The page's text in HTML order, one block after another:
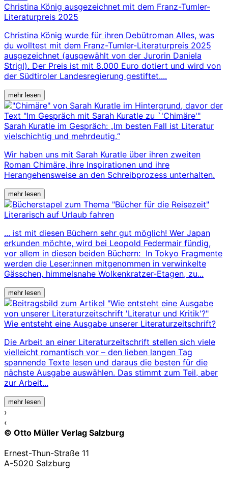
Christina König ausgezeichnet mit dem Franz-Tumler-
Literaturpreis 2025
Christina König wurde für ihren Debütroman Alles, was
du wolltest mit dem Franz-Tumler-Literaturpreis 2025
ausgezeichnet (ausgewählt von der Jurorin Daniela
Strigl). Der Preis ist mit 8.000 Euro dotiert und wird von
der Südtiroler Landesregierung gestiftet....
mehr lesen
Sarah Kuratle im Gespräch: „Im besten Fall ist Literatur
vielschichtig und mehrdeutig.“
Wir haben uns mit Sarah Kuratle über ihren zweiten
Roman Chimäre, ihre Inspirationen und ihre
Herangehensweise an den Schreibprozess unterhalten.
mehr lesen
Literarisch auf Urlaub fahren
... ist mit diesen Büchern sehr gut möglich! Wer Japan
erkunden möchte, wird bei Leopold Federmair fündig,
vor allem in diesen beiden Büchern: In Tokyo Fragmente
werden die Leser:innen mitgenommen in verwinkelte
Gässchen, himmelsnahe Wolkenkratzer-Etagen, zu...
mehr lesen
Wie entsteht eine Ausgabe unserer Literaturzeitschrift?
Die Arbeit an einer Literaturzeitschrift stellen sich viele
vielleicht romantisch vor – den lieben langen Tag
spannende Texte lesen und daraus die besten für die
nächste Ausgabe auswählen. Das stimmt zum Teil, aber
zur Arbeit...
mehr lesen
›
‹
© Otto Müller Verlag Salzburg
Ernest-Thun-Straße 11
A-5020 Salzburg